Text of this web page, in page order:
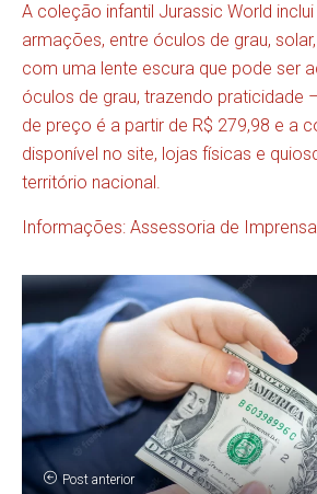
A coleção infantil Jurassic World
armações, entre óculos de grau,
com uma lente escura que pode ser
óculos de grau, trazendo praticidade
de preço é a partir de R$ 279,98 e a
disponível no site, lojas físicas e
território nacional.
Informações: Assessoria de
Post anterior